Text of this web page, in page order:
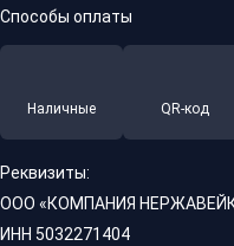
Способы оплаты
Наличные QR-код
Реквизиты:
ООО «КОМПАНИЯ
ИНН 5032271404